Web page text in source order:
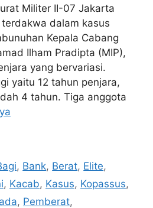
Militer II-07 Jakarta
dalam kasus
Kepala Cabang
Ilham Pradipta (MIP),
yang bervariasi.
yaitu 12 tahun penjara,
4 tahun. Tiga anggota
, Bank, Berat, Elite,
, Kacab, Kasus, Kopassus,
, Pemberat,